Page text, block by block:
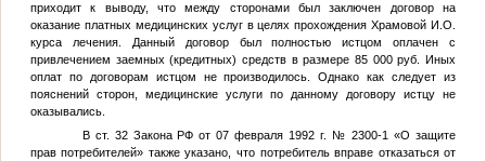
приходит к выводу, что между сторонами был заключен договор на
оказание платных медицинских услуг в целях прохождения Храмовой И.О.
курса лечения. Данный договор был полностью истцом оплачен с
привлечением заемных (кредитных) средств в размере 85 000 руб. Иных
оплат по договорам истцом не производилось. Однако как следует из
пояснений сторон, медицинские услуги по данному договору истцу не
оказывались.
В ст. 32 Закона РФ от 07 февраля 1992 г. № 2300-1 «О защите
прав потребителей» также указано, что потребитель вправе отказаться от